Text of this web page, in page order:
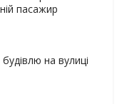
пасажир
на вулиці